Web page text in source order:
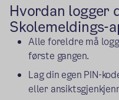
Hvordan logger
Skolemeldings-
Alle foreldre må
første gangen.
Lag din egen PIN-
eller